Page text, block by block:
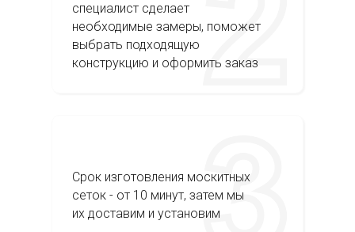
специалист сделает
необходимые замеры, поможет
выбрать подходящую
конструкцию и оформить заказ
Срок изготовления москитных
сеток - от 10 минут, затем мы
их доставим и установим